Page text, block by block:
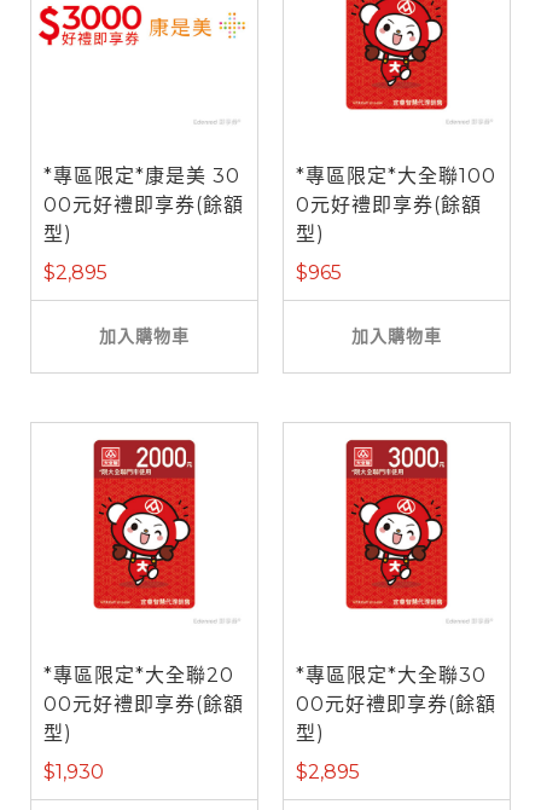
*專區限定*康是美 30
00元好禮即享券(餘額
型)
$2,895
加入購物車
*專區限定*大全聯100
0元好禮即享券(餘額
型)
$965
加入購物車
*專區限定*大全聯20
00元好禮即享券(餘額
型)
$1,930
*專區限定*大全聯30
00元好禮即享券(餘額
型)
$2,895